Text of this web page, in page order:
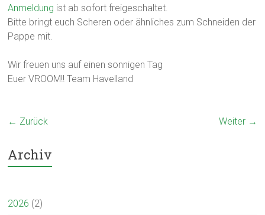
Anmeldung ist ab sofort freigeschaltet.
Bitte bringt euch Scheren oder ähnliches zum Schneiden der
Pappe mit.
Wir freuen uns auf einen sonnigen Tag
Euer VROOM!! Team Havelland
← Zurück Weiter →
Archiv
2026 (2)